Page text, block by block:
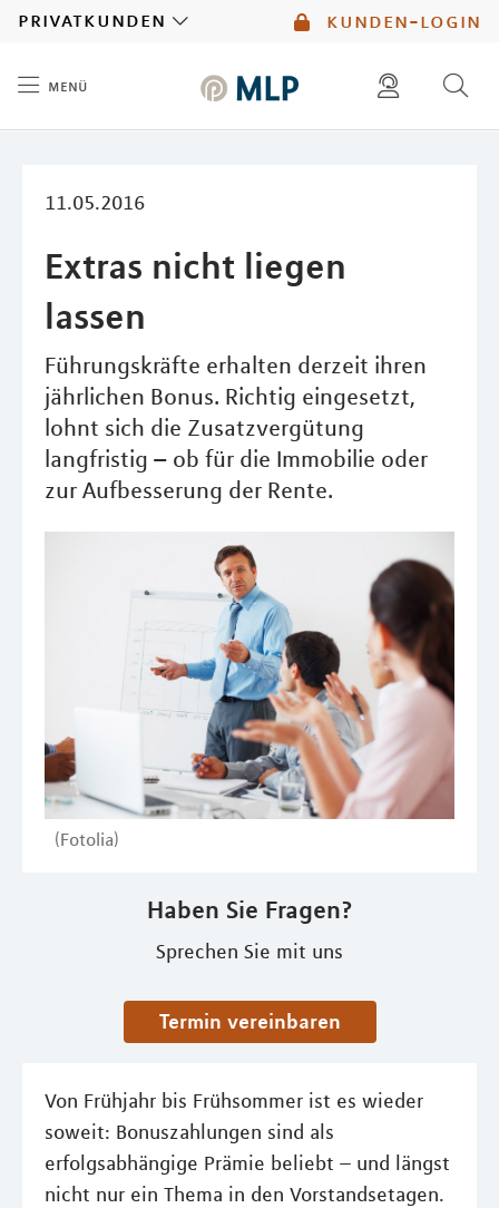
kunden-login
privatkunden
menü
11.05.2016
Extras nicht liegen
lassen
Führungskräfte erhalten derzeit ihren
jährlichen Bonus. Richtig eingesetzt,
lohnt sich die Zusatzvergütung
langfristig – ob für die Immobilie oder
zur Aufbesserung der Rente.
(Fotolia)
Haben Sie Fragen?
Sprechen Sie mit uns
Termin vereinbaren
Von Frühjahr bis Frühsommer ist es wieder
soweit: Bonuszahlungen sind als
erfolgsabhängige Prämie beliebt – und längst
nicht nur ein Thema in den Vorstandsetagen.